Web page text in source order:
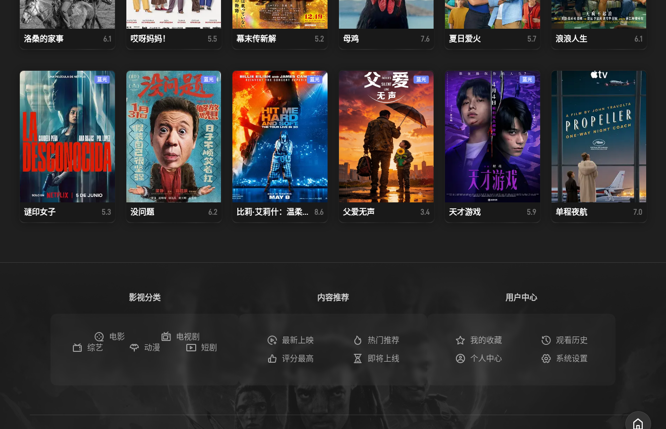
洛桑的家事 6.1 哎呀妈妈！ 5.5 幕末传新解 5.2 母鸡 7.6 夏日爱火 5.7 浪浪人生 6.1
蓝光
谜印女子 5.3
蓝光
没问题 6.2
蓝光
比莉·艾莉什：温柔... 8.6
蓝光
父爱无声 3.4
蓝光
天才游戏 5.9 单程夜航 7.0
影视分类
电影
电视剧
综艺
动漫 短剧
内容推荐
最新上映 热门推荐
评分最高 即将上线
用户中心
我的收藏 观看历史
个人中心 系统设置